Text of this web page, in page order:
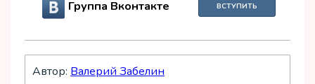
Группа Вконтакте ВСТУПИТЬ
Автор: Валерий Забелин